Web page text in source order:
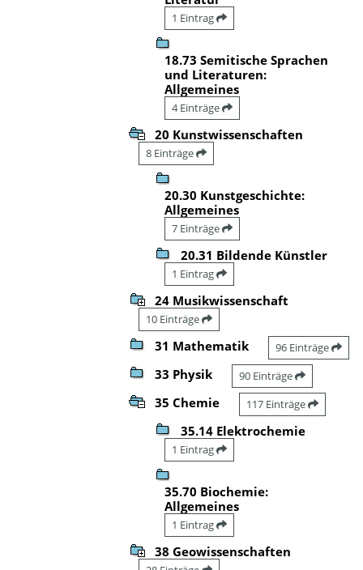
1 Eintrag
18.73 Semitische Sprachen
und Literaturen:
Allgemeines
4 Einträge
20 Kunstwissenschaften
8 Einträge
20.30 Kunstgeschichte:
Allgemeines
7 Einträge
20.31 Bildende Künstler
1 Eintrag
24 Musikwissenschaft
10 Einträge
31 Mathematik 96 Einträge
33 Physik 90 Einträge
35 Chemie 117 Einträge
35.14 Elektrochemie
1 Eintrag
35.70 Biochemie:
Allgemeines
1 Eintrag
38 Geowissenschaften